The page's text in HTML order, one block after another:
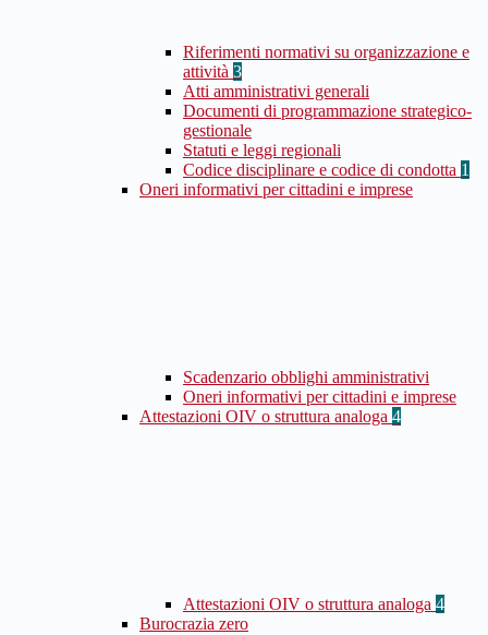
Riferimenti normativi su organizzazione e
attività 3
Atti amministrativi generali
Documenti di programmazione strategico-
gestionale
Statuti e leggi regionali
Codice disciplinare e codice di condotta 1
Oneri informativi per cittadini e imprese
Scadenzario obblighi amministrativi
Oneri informativi per cittadini e imprese
Attestazioni OIV o struttura analoga 4
Attestazioni OIV o struttura analoga 4
Burocrazia zero